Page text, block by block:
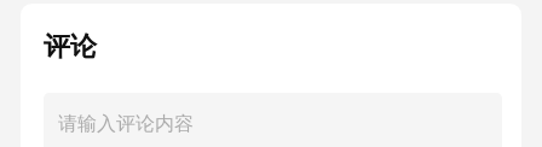
推广：利用微博、微信、抖音等社交平台进行
合作，进行联合推广活动。3.线下宣传：通过户
评论